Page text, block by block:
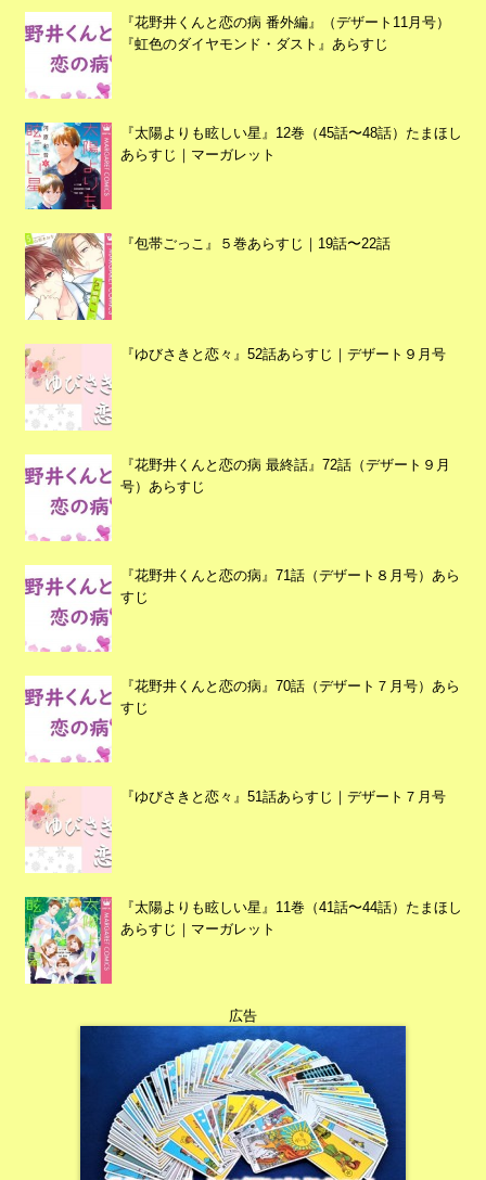
『花野井くんと恋の病 番外編』（デザート11月号）
『虹色のダイヤモンド・ダスト』あらすじ
『太陽よりも眩しい星』12巻（45話〜48話）たまほし
あらすじ｜マーガレット
『包帯ごっこ』５巻あらすじ｜19話〜22話
『ゆびさきと恋々』52話あらすじ｜デザート９月号
『花野井くんと恋の病 最終話』72話（デザート９月
号）あらすじ
『花野井くんと恋の病』71話（デザート８月号）あら
すじ
『花野井くんと恋の病』70話（デザート７月号）あら
すじ
『ゆびさきと恋々』51話あらすじ｜デザート７月号
『太陽よりも眩しい星』11巻（41話〜44話）たまほし
あらすじ｜マーガレット
広告